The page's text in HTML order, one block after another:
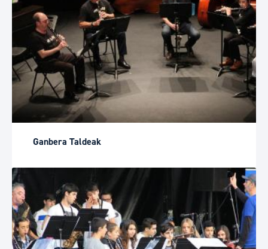
Ganbera Taldeak